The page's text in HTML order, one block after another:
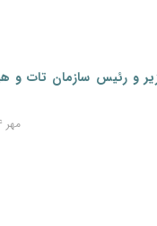
و رئیس سازمان تات و
۰۷ مهر ۱۴۰۴